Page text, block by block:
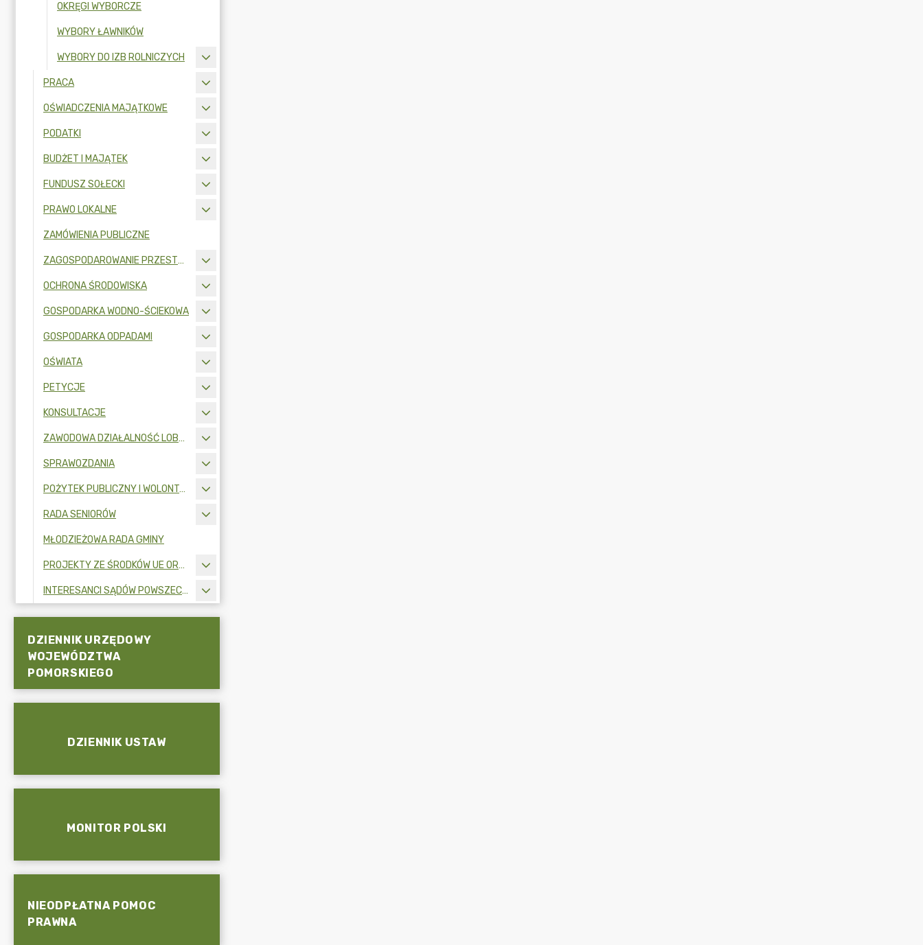
OKRĘGI WYBORCZE
WYBORY ŁAWNIKÓW
WYBORY DO IZB ROLNICZYCH
PRACA
OŚWIADCZENIA MAJĄTKOWE
PODATKI
BUDŻET I MAJĄTEK
FUNDUSZ SOŁECKI
PRAWO LOKALNE
ZAMÓWIENIA PUBLICZNE
ZAGOSPODAROWANIE PRZESTRZENNE
OCHRONA ŚRODOWISKA
GOSPODARKA WODNO-ŚCIEKOWA
GOSPODARKA ODPADAMI
OŚWIATA
PETYCJE
KONSULTACJE
ZAWODOWA DZIAŁALNOŚĆ LOBBINGOWA
SPRAWOZDANIA
POŻYTEK PUBLICZNY I WOLONTARIAT
RADA SENIORÓW
MŁODZIEŻOWA RADA GMINY
PROJEKTY ZE ŚRODKÓW UE ORAZ FUNDUSZY ZEWNĘTRZNYCH
INTERESANCI SĄDÓW POWSZECHNYCH
DZIENNIK URZĘDOWY
WOJEWÓDZTWA
POMORSKIEGO
DZIENNIK USTAW
MONITOR POLSKI
NIEODPŁATNA POMOC
PRAWNA